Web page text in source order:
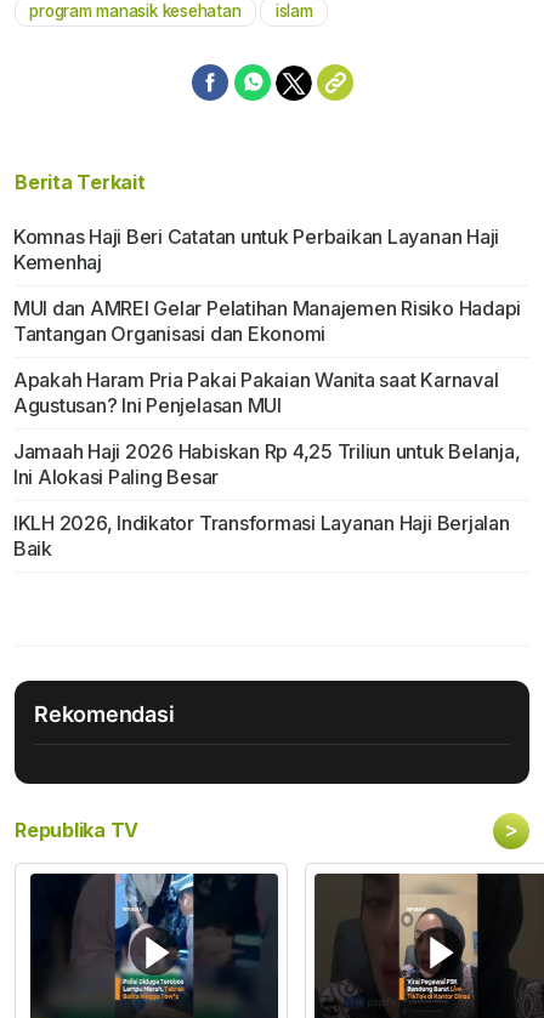
program manasik kesehatan islam
Berita Terkait
Komnas Haji Beri Catatan untuk Perbaikan Layanan Haji
Kemenhaj
MUI dan AMREI Gelar Pelatihan Manajemen Risiko Hadapi
Tantangan Organisasi dan Ekonomi
Apakah Haram Pria Pakai Pakaian Wanita saat Karnaval
Agustusan? Ini Penjelasan MUI
Jamaah Haji 2026 Habiskan Rp 4,25 Triliun untuk Belanja,
Ini Alokasi Paling Besar
IKLH 2026, Indikator Transformasi Layanan Haji Berjalan
Baik
Rekomendasi
Republika TV >